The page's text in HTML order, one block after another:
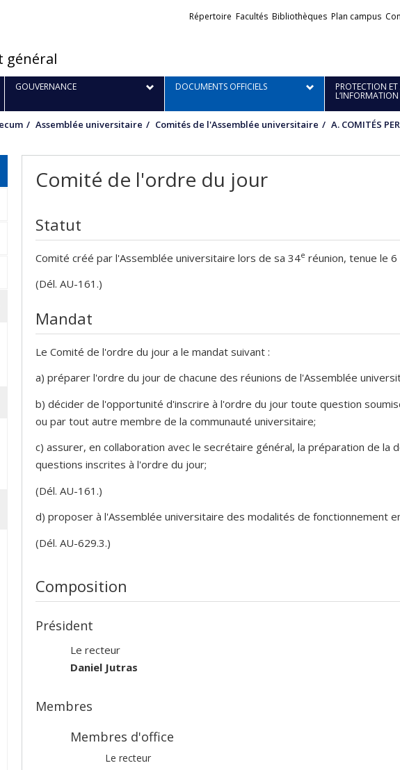
général
Liens
Répertoire Facultés Bibliothèques Plan campus
GOUVERNANCE DOCUMENTS OFFICIELS PROTECTION ET
L’INFORMATION
Assemblée universitaire Comités de l'Assemblée universitaire A. COMITÉS
Comité de l'ordre du jour
Statut
Comité créé par l'Assemblée universitaire lors de sa 34e réunion, tenue le 6
(Dél. AU-161.)
Mandat
Le Comité de l'ordre du jour a le mandat suivant :
a) préparer l'ordre du jour de chacune des réunions de l'Assemblée
b) décider de l'opportunité d'inscrire à l'ordre du jour toute question
ou par tout autre membre de la communauté universitaire;
c) assurer, en collaboration avec le secrétaire général, la préparation de la
questions inscrites à l'ordre du jour;
(Dél. AU-161.)
d) proposer à l'Assemblée universitaire des modalités de fonctionnement
(Dél. AU-629.3.)
Composition
Président
Le recteur
Daniel Jutras
Membres
Membres d'office
Le recteur